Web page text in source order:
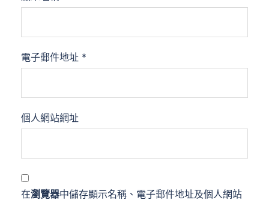
電子郵件地址 *
個人網站網址
在瀏覽器中儲存顯示名稱、電子郵件地址及個人網站